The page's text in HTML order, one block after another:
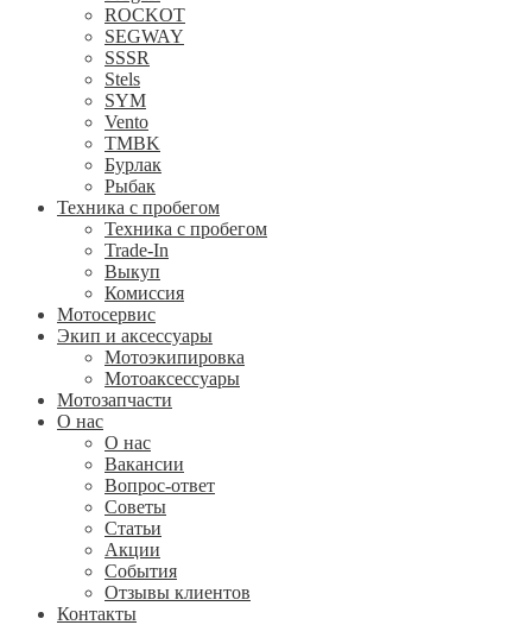
ROCKOT
SEGWAY
SSSR
Stels
SYM
Vento
TMBK
Бурлак
Рыбак
Техника с пробегом
Техника с пробегом
Trade-In
Выкуп
Комиссия
Мотосервис
Экип и аксессуары
Мотоэкипировка
Мотоаксессуары
Мотозапчасти
О нас
О нас
Вакансии
Вопрос-ответ
Советы
Статьи
Акции
События
Отзывы клиентов
Контакты